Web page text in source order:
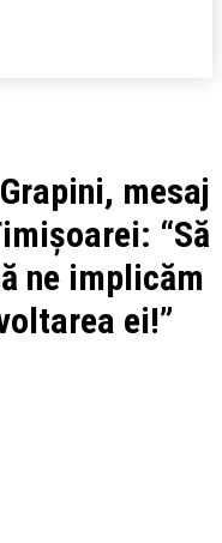
mesaj
“Să
ne implicăm
ei!”